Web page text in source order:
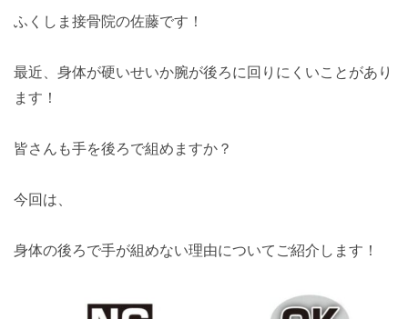
ふくしま接骨院の佐藤です！
最近、身体が硬いせいか腕が後ろに回りにくいことがあり
ます！
皆さんも手を後ろで組めますか？
今回は、
身体の後ろで手が組めない理由についてご紹介します！